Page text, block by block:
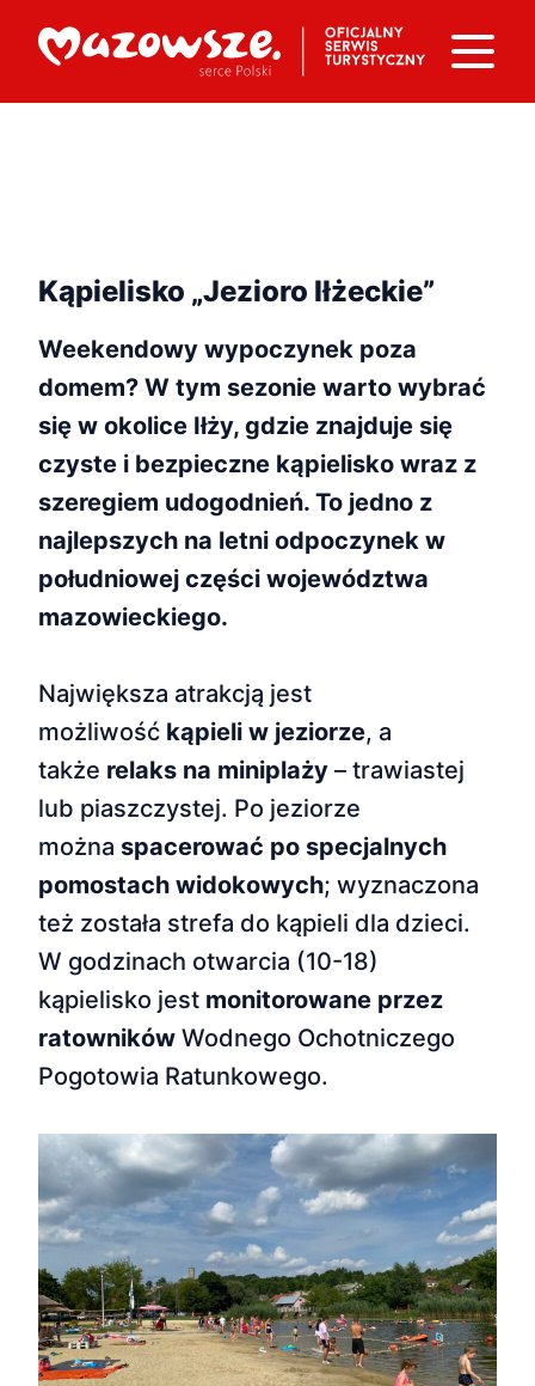
Kąpielisko „Jezioro Iłżeckie”
Weekendowy wypoczynek poza
domem? W tym sezonie warto wybrać
się w okolice Iłży, gdzie znajduje się
czyste i bezpieczne kąpielisko wraz z
szeregiem udogodnień. To jedno z
najlepszych na letni odpoczynek w
południowej części województwa
mazowieckiego.
Największa atrakcją jest
możliwość kąpieli w jeziorze, a
także relaks na miniplaży – trawiastej
lub piaszczystej. Po jeziorze
można spacerować po specjalnych
pomostach widokowych; wyznaczona
też została strefa do kąpieli dla dzieci.
W godzinach otwarcia (10-18)
kąpielisko jest monitorowane przez
ratowników Wodnego Ochotniczego
Pogotowia Ratunkowego.